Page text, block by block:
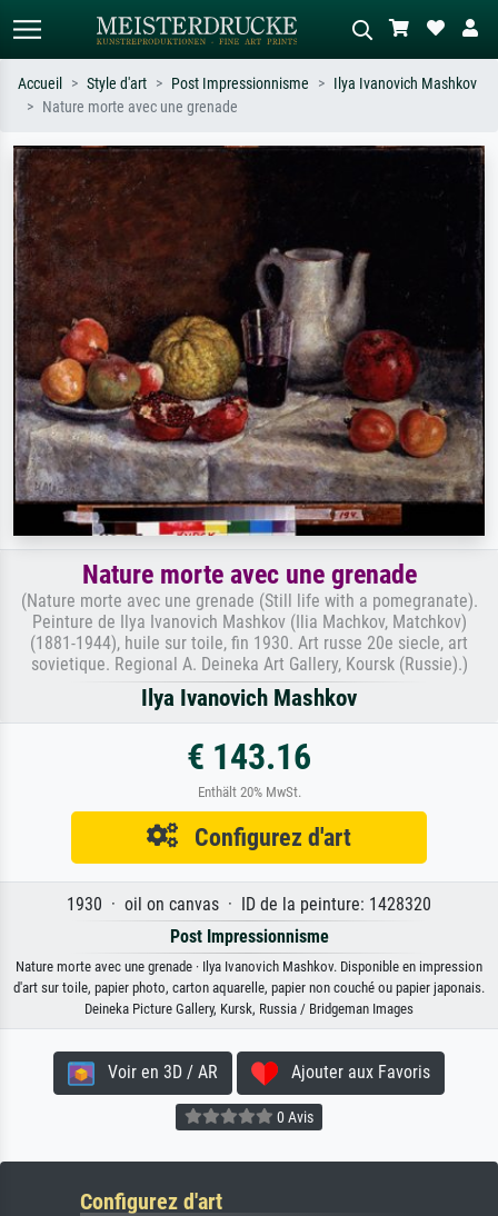
Recherchez par artiste, titre ou style –
ex. Monet, Nuit étoilée,
impressionnisme, vague de Hokusai,
Accueil Style d'art Post Impressionnisme
Ilya Ivanovich Mashkov
Nature morte avec une grenade
Nature morte avec une grenade
(Nature morte avec une grenade (Still life with a pomegranate).
Peinture de Ilya Ivanovich Mashkov (Ilia Machkov, Matchkov)
(1881-1944), huile sur toile, fin 1930. Art russe 20e siecle, art
sovietique. Regional A. Deineka Art Gallery, Koursk (Russie).)
Ilya Ivanovich Mashkov
€ 143.16
Enthält 20% MwSt.
Configurez d'art
1930 · oil on canvas · ID de la peinture: 1428320
Post Impressionnisme
Nature morte avec une grenade · Ilya Ivanovich Mashkov. Disponible en impression
d'art sur toile, papier photo, carton aquarelle, papier non couché ou papier japonais.
Deineka Picture Gallery, Kursk, Russia / Bridgeman Images
Voir en 3D / AR Ajouter aux Favoris
0 Avis
Configurez d'art